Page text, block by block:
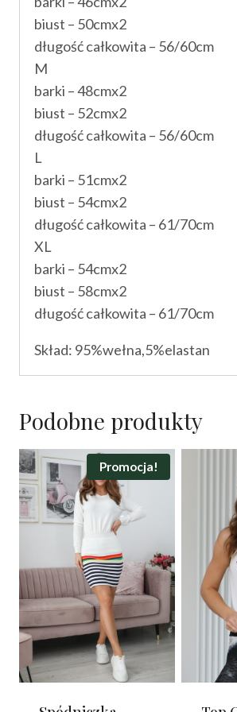
biust – 50cmx2
długość całkowita – 56/60cm
M
barki – 48cmx2
biust – 52cmx2
długość całkowita – 56/60cm
L
barki – 51cmx2
biust – 54cmx2
długość całkowita – 61/70cm
XL
barki – 54cmx2
biust – 58cmx2
długość całkowita – 61/70cm
Skład: 95%wełna,5%elastan
Podobne produkty
Promocja!